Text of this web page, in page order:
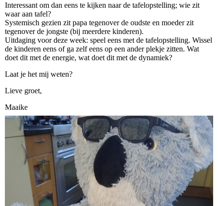
Interessant om dan eens te kijken naar de tafelopstelling; wie zit
waar aan tafel?
Systemisch gezien zit papa tegenover de oudste en moeder zit
tegenover de jongste (bij meerdere kinderen).
Uitdaging voor deze week: speel eens met de tafelopstelling. Wissel
de kinderen eens of ga zelf eens op een ander plekje zitten. Wat
doet dit met de energie, wat doet dit met de dynamiek?
Laat je het mij weten?
Lieve groet,
Maaike